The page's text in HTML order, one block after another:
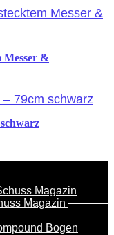
Messer &
Magazin 388,95€
Bogen